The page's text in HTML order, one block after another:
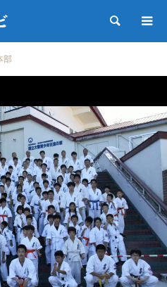
検索
部